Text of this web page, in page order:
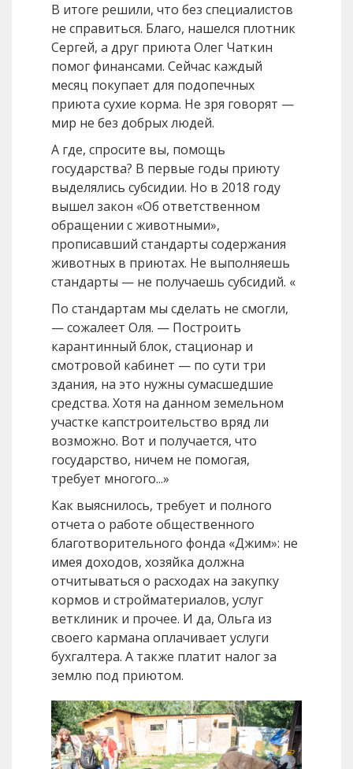
В итоге решили, что без специалистов
не справиться. Благо, нашелся плотник
Сергей, а друг приюта Олег Чаткин
помог финансами. Сейчас каждый
месяц покупает для подопечных
приюта сухие корма. Не зря говорят —
мир не без добрых людей.
А где, спросите вы, помощь
государства? В первые годы приюту
выделялись субсидии. Но в 2018 году
вышел закон «Об ответственном
обращении с животными»,
прописавший стандарты содержания
животных в приютах. Не выполняешь
стандарты — не получаешь субсидий. «
По стандартам мы сделать не смогли,
— сожалеет Оля. — Построить
карантинный блок, стационар и
смотровой кабинет — по сути три
здания, на это нужны сумасшедшие
средства. Хотя на данном земельном
участке капстроительство вряд ли
возможно. Вот и получается, что
государство, ничем не помогая,
требует многого...»
Как выяснилось, требует и полного
отчета о работе общественного
благотворительного фонда «Джим»: не
имея доходов, хозяйка должна
отчитываться о расходах на закупку
кормов и стройматериалов, услуг
ветклиник и прочее. И да, Ольга из
своего кармана оплачивает услуги
бухгалтера. А также платит налог за
землю под приютом.